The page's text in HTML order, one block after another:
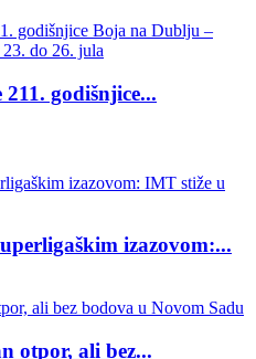
godišnjice...
izazovom:...
otpor, ali bez...